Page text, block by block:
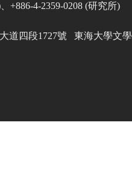
+886-4-2359-0208 (研究所)
道四段1727號 東海大學文學